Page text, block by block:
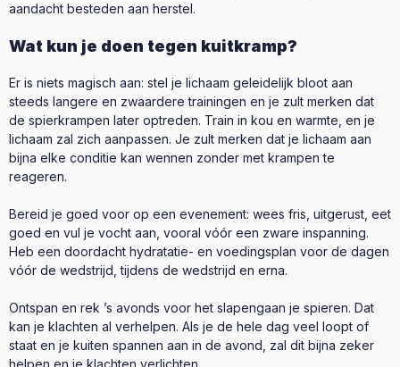
aandacht besteden aan herstel.
Wat kun je doen tegen kuitkramp?
Er is niets magisch aan: stel je lichaam geleidelijk bloot aan
steeds langere en zwaardere trainingen en je zult merken dat
de spierkrampen later optreden. Train in kou en warmte, en je
lichaam zal zich aanpassen. Je zult merken dat je lichaam aan
bijna elke conditie kan wennen zonder met krampen te
reageren.
Bereid je goed voor op een evenement: wees fris, uitgerust, eet
goed en vul je vocht aan, vooral vóór een zware inspanning.
Heb een doordacht hydratatie- en voedingsplan voor de dagen
vóór de wedstrijd, tijdens de wedstrijd en erna.
Ontspan en rek ’s avonds voor het slapengaan je spieren. Dat
kan je klachten al verhelpen. Als je de hele dag veel loopt of
staat en je kuiten spannen aan in de avond, zal dit bijna zeker
helpen en je klachten verlichten.